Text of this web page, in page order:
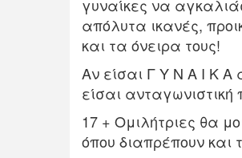
γυναίκες να
απόλυτα ικανές,
και τα όνειρα τους!
Αν είσαι Γ Υ Ν Α Ι Κ Α
είσαι
17 + Ομιλήτριες θα
όπου διαπρέπουν και